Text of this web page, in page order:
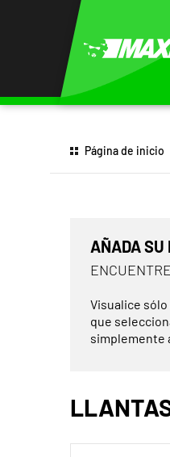
Página de inicio
AÑADA SU
Visualice
que
simplemente